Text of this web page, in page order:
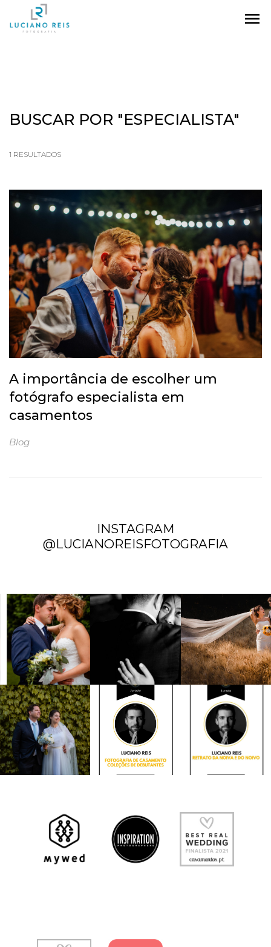
menu
BUSCAR POR "ESPECIALISTA"
1 RESULTADOS
A importância de escolher um
fotógrafo especialista em
casamentos
Blog
INSTAGRAM
@LUCIANOREISFOTOGRAFIA